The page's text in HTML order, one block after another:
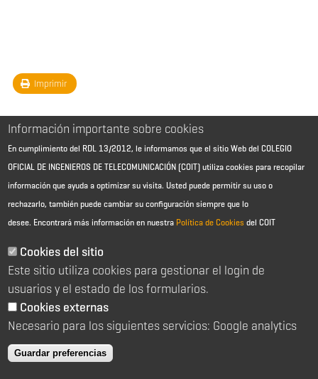
Imprimir
Aviso Legal - Información general
Política de cookies
Política de reembolso
Sitemap
C/ Almagro 2 1º Izqda 28010 Madrid
91 391 10 66
coit@coit.es
Información importante sobre cookies
En cumplimiento del RDL 13/2012, le informamos que el sitio Web del COLEGIO
OFICIAL DE INGENIEROS DE TELECOMUNICACIÓN (COIT) utiliza cookies para recopilar
información que ayuda a optimizar su visita. Usted puede permitir su uso o
rechazarlo, también puede cambiar su configuración siempre que lo
desee. Encontrará más información en nuestra Política de Cookies del COIT
Cookies del sitio
Este sitio utiliza cookies para gestionar el login de
usuarios y el estado de los formularios.
Cookies externas
Necesario para los siguientes servicios: Google analytics
Guardar preferencias